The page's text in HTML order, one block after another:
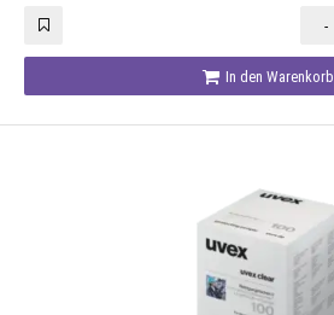
-
In den Warenkorb